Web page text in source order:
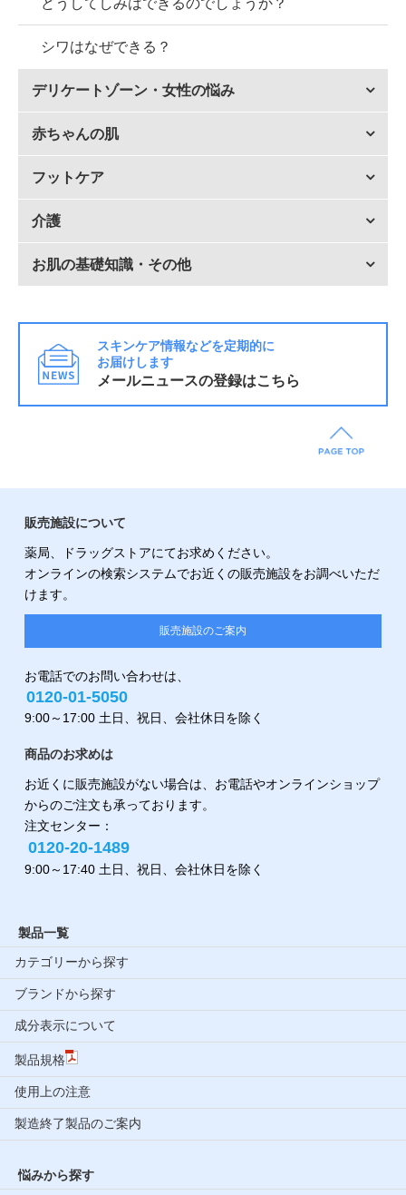
シワはなぜできる？
デリケートゾーン・女性の悩み
赤ちゃんの肌
フットケア
介護
お肌の基礎知識・その他
スキンケア情報などを定期的に
お届けします
メールニュースの登録はこちら
販売施設について
薬局、ドラッグストアにてお求めください。
オンラインの検索システムでお近くの販売施設をお調べいただ
けます。
販売施設のご案内
お電話でのお問い合わせは、
0120-01-5050
9:00～17:00 土日、祝日、会社休日を除く
商品のお求めは
お近くに販売施設がない場合は、お電話やオンラインショップ
からのご注文も承っております。
注文センター：
0120-20-1489
9:00～17:40 土日、祝日、会社休日を除く
製品一覧
カテゴリーから探す
ブランドから探す
成分表示について
製品規格
使用上の注意
製造終了製品のご案内
悩みから探す